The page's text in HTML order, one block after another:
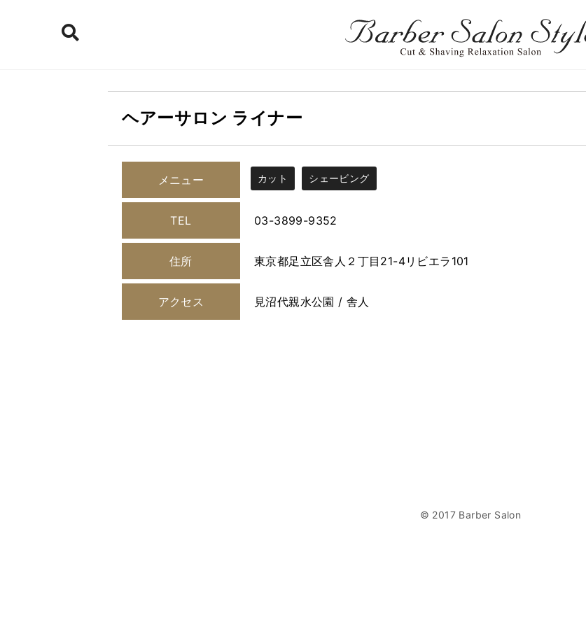
ヘアーサロン ライナー
メニュー カット シェービング
TEL 03-3899-9352
住所 東京都足立区舎人２丁目21-4リビエラ101
アクセス 見沼代親水公園 / 舎人
© 2017 Barber Salon